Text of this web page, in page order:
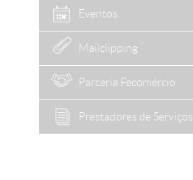
Eventos
Mailclipping
Parceria Fecomércio
Prestadores de Serviços